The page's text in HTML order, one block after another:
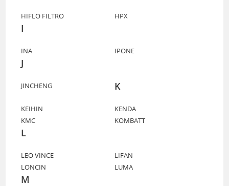
HIFLO FILTRO HPX
I
INA IPONE
J
JINCHENG K
KEIHIN
KENDA
KMC
KOMBATT
L
LEO VINCE
LIFAN
LONCIN
LUMA
M